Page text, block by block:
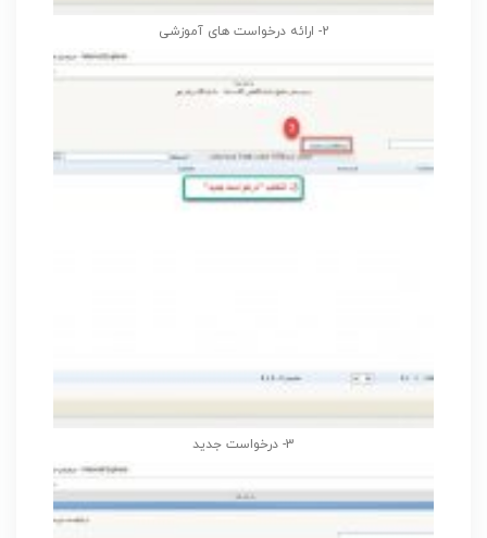
2- ارائه درخواست های آموزشی
3- درخواست جدید